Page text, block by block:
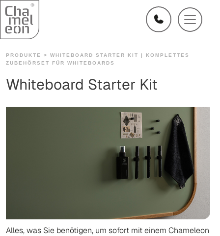
PRODUKTE > WHITEBOARD STARTER KIT | KOMPLETTES
ZUBEHÖRSET FÜR WHITEBOARDS
Whiteboard Starter Kit
Alles, was Sie benötigen, um sofort mit einem Chameleon